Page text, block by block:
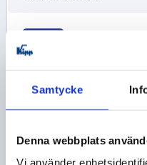
Samtycke
Denna webbplats
Vi använder
HANDRATT D1=125,